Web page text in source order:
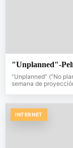
"Unplanned"-
“Unplanned” (“No
semana de
INTERNET